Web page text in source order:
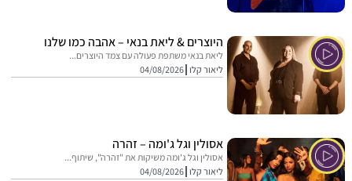
היוצרים & ליאת בנאי – אהבה כמו שלנו
ליאת בנאי משתפת פעולה עם צמד היוצרים...
ליאור קלו 04/08/2026
אסולין וגל ג'ומה – זהרה
אסולין וגל ג'ומה משיקות את "זהרה", שיתוף...
ליאור קלו 04/08/2026